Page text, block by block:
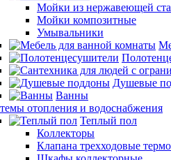
Мойки из нержавеющей
Мойки композитные
Умывальники
Душевые
Ванны
отопления и водоснабжения
Теплый пол
Коллекторы
Клапана трехходовые